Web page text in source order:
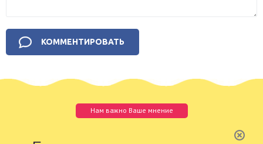
Нам важно Ваше мнение